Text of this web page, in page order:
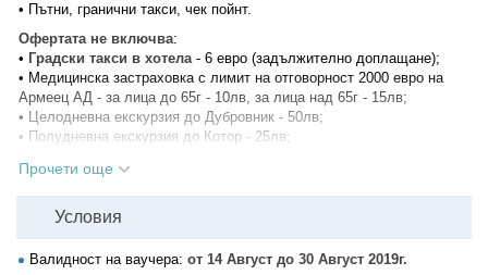
• Пътни, гранични такси, чек пойнт.
Офертата не включва:
• Градски такси в хотела- 6 евро (задължително доплащане);
• Медицинска застраховка с лимит на отговорност 2000 евро на
Армеец АД - за лица до 65г - 10лв, за лица над 65г - 15лв;
• Целодневна екскурзия до Дубровник - 50лв;
• Полудневна екскурзия до Котор - 25лв;
• Настаняване в единична стая - 45лв;
• Застраховка "Отмяна на пътуване".
Прочети още
Условия
Валидност на ваучера: от 14 Август до 30 Август 2019г.